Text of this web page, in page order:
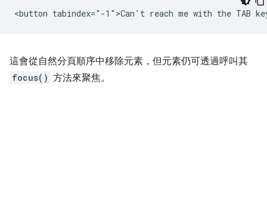
這會從自然分頁順序中移除元素，但元素仍可透過呼叫其
focus() 方法來聚焦。